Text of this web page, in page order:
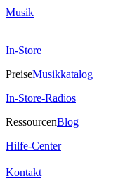
Musik
In-Store
PreiseMusikkatalog
In-Store-Radios
RessourcenBlog
Hilfe-Center
Kontakt